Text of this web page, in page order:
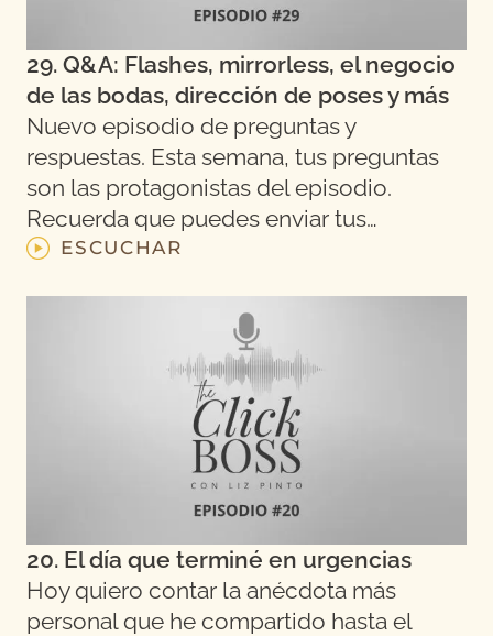
29. Q&A: Flashes, mirrorless, el negocio
de las bodas, dirección de poses y más
Nuevo episodio de preguntas y
respuestas. Esta semana, tus preguntas
son las protagonistas del episodio.
Recuerda que puedes enviar tus…
ESCUCHAR
20. El día que terminé en urgencias
Hoy quiero contar la anécdota más
personal que he compartido hasta el